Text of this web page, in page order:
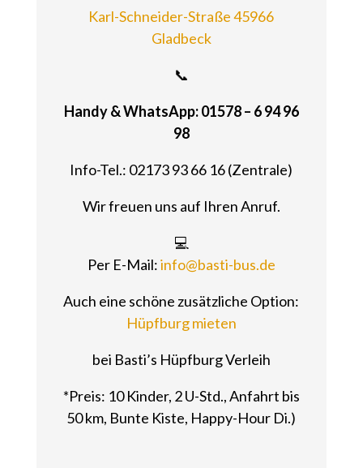
Karl-Schneider-Straße 45966
Gladbeck
📞
Handy & WhatsApp: 01578 – 6 94 96
98
Info-Tel.: 02173 93 66 16 (Zentrale)
Wir freuen uns auf Ihren Anruf.
💻
Per E-Mail:info@basti-bus.de
Auch eine schöne zusätzliche Option:
Hüpfburg mieten
bei Basti’s Hüpfburg Verleih
*Preis: 10 Kinder, 2 U-Std., Anfahrt bis
50 km, Bunte Kiste, Happy-Hour Di.)